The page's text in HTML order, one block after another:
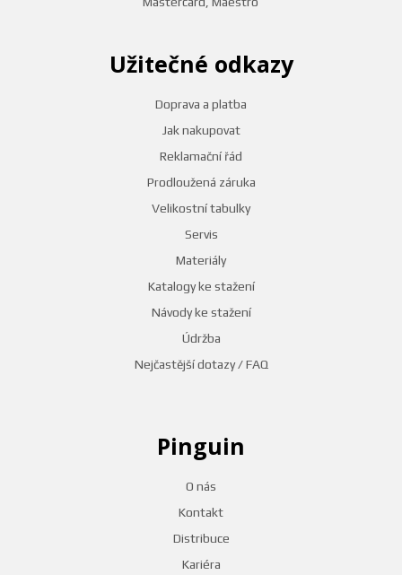
Užitečné odkazy
Doprava a platba
Jak nakupovat
Reklamační řád
Prodloužená záruka
Velikostní tabulky
Servis
Materiály
Katalogy ke stažení
Návody ke stažení
Údržba
Nejčastější dotazy / FAQ
Pinguin
O nás
Kontakt
Distribuce
Kariéra